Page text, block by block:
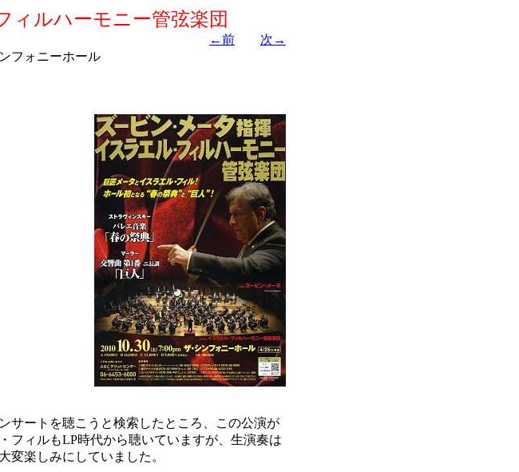
ィルハーモニー管弦楽団
←前
次→
フォニーホール
ートを聴こうと検索したところ、この公演が
フィルもLP時代から聴いていますが、生演奏は
変楽しみにしていました。